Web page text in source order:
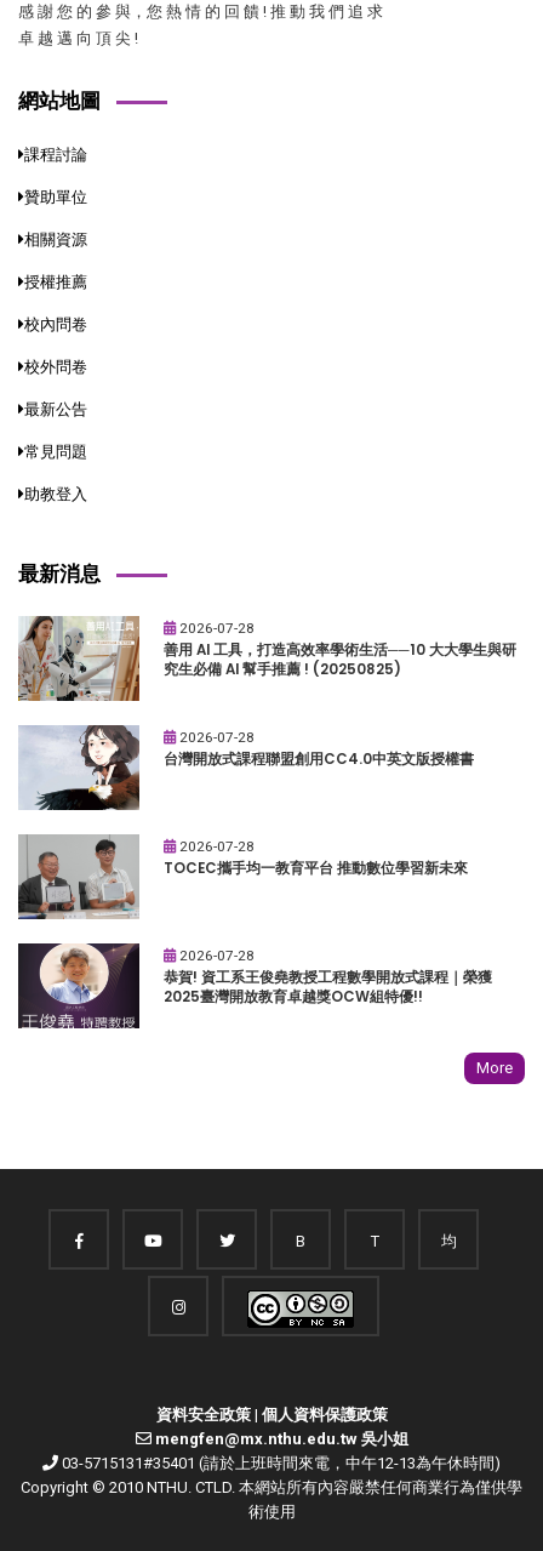
感 謝 您 的 參 與，您 熱 情 的 回 饋 ! 推 動 我 們 追 求
卓 越 邁 向 頂 尖 !
網站地圖
課程討論
贊助單位
相關資源
授權推薦
校內問卷
校外問卷
最新公告
常見問題
助教登入
最新消息
2026-07-28
善用 AI 工具，打造高效率學術生活──10 大大學生與研
究生必備 AI 幫手推薦 ! (20250825)
2026-07-28
台灣開放式課程聯盟創用CC4.0中英文版授權書
2026-07-28
TOCEC攜手均一教育平台 推動數位學習新未來
2026-07-28
恭賀! 資工系王俊堯教授工程數學開放式課程｜榮獲
2025臺灣開放教育卓越獎OCW組特優!!
More
B T 均
資料安全政策| 個人資料保護政策
mengfen@mx.nthu.edu.tw 吳小姐
03-5715131#35401 (請於上班時間來電，中午12-13為午休時間)
Copyright © 2010 NTHU. CTLD. 本網站所有內容嚴禁任何商業行為僅供學
術使用